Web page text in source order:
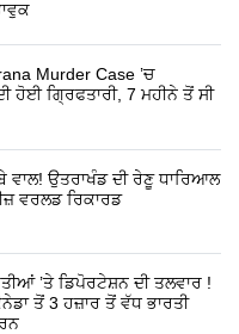
Murder Case ’ਚ
ਹੋਈ ਗ੍ਰਿਫਤਾਰੀ, 7 ਮਹੀਨੇ ਤੋਂ ਸੀ
ਵਾਲ! ਉਤਰਾਖੰਡ ਦੀ ਰੇਣੂ ਧਾਰਿਆਲ
ਵਰਲਡ ਰਿਕਾਰਡ
’ਤੇ ਡਿਪੋਰਟੇਸ਼ਨ ਦੀ ਤਲਵਾਰ !
ਤੋਂ 3 ਹਜ਼ਾਰ ਤੋਂ ਵੱਧ ਭਾਰਤੀ